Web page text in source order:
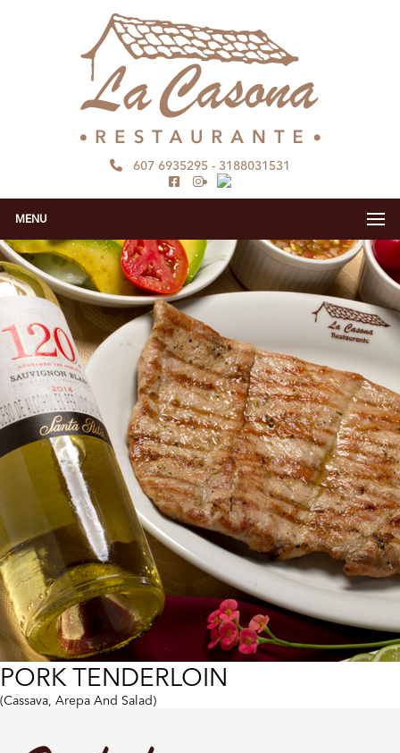
607 6935295 - 3188031531
MENU
PORK TENDERLOIN
(Cassava, Arepa And Salad)